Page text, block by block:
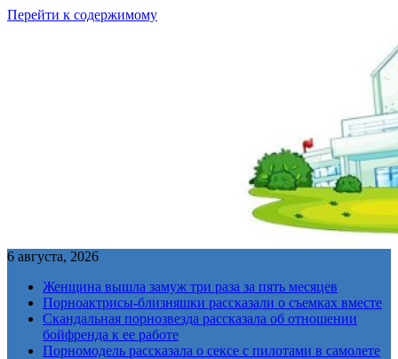
Перейти к содержимому
6 августа, 2026
Женщина вышла замуж три раза за пять месяцев
Порноактрисы-близняшки рассказали о съемках вместе
Скандальная порнозвезда рассказала об отношении
бойфренда к ее работе
Порномодель рассказала о сексе с пилотами в самолете